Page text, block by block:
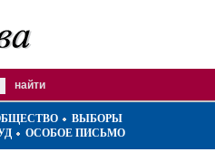
ВЫБОРЫ
ОСОБОЕ ПИСЬМО